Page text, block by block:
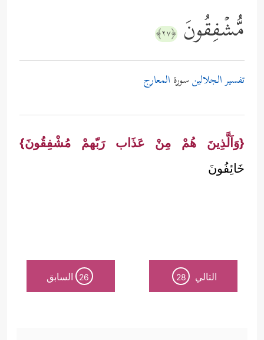
مُّشۡفِقُونَ ﴿٢٧﴾
تفسير الجلالينسورة المعارج
{وَاَلَّذِينَ هُمْ مِنْ عَذَاب رَبّهمْ مُشْفِقُونَ}
خَائِفُونَ
التالي 28
26 السابق